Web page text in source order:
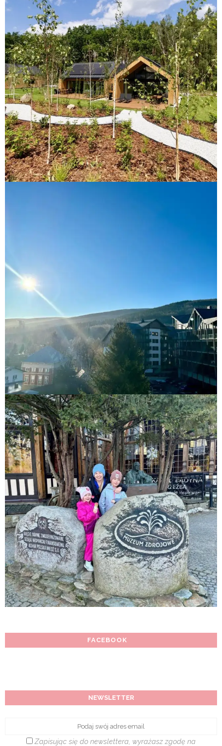
FACEBOOK
NEWSLETTER
Zapisując się do newslettera, wyrażasz zgodę na